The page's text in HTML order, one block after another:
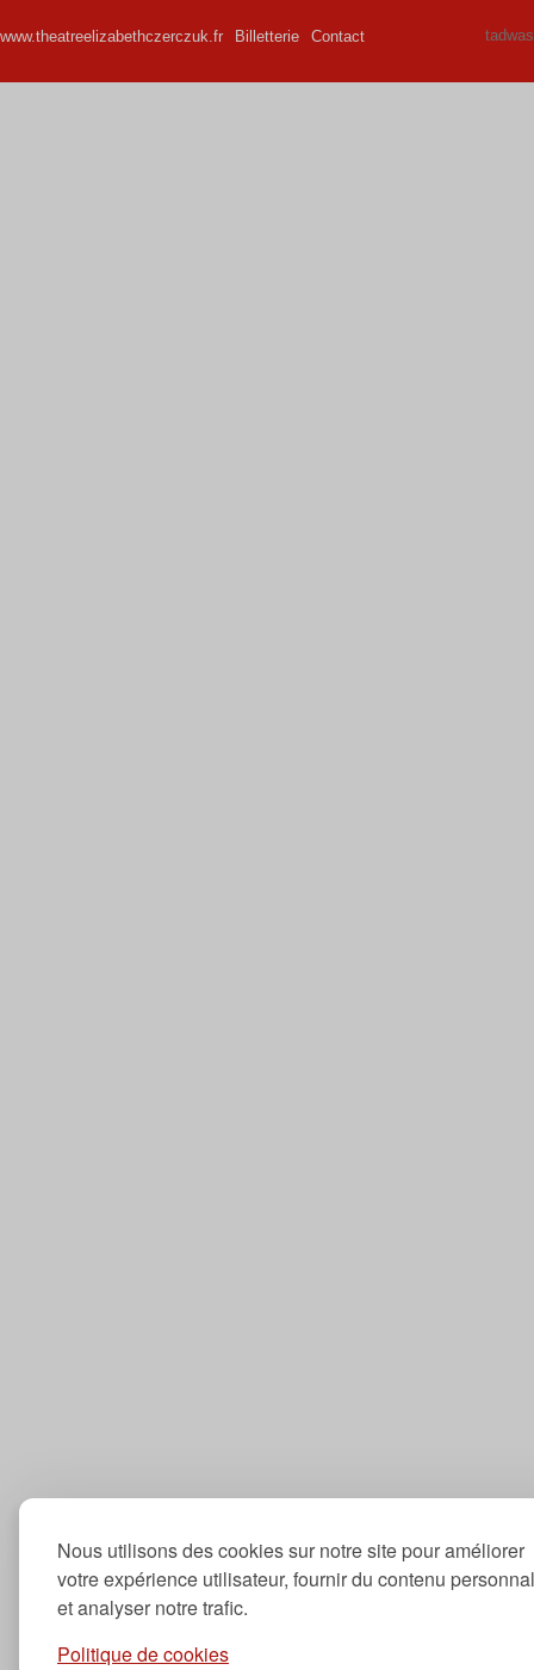
Nous utilisons des cookies sur notre site pour améliorer
votre expérience utilisateur, fournir du contenu
et analyser notre trafic.
Politique de cookies
www.theatreelizabethczerczuk.fr Billetterie Contact tadwas